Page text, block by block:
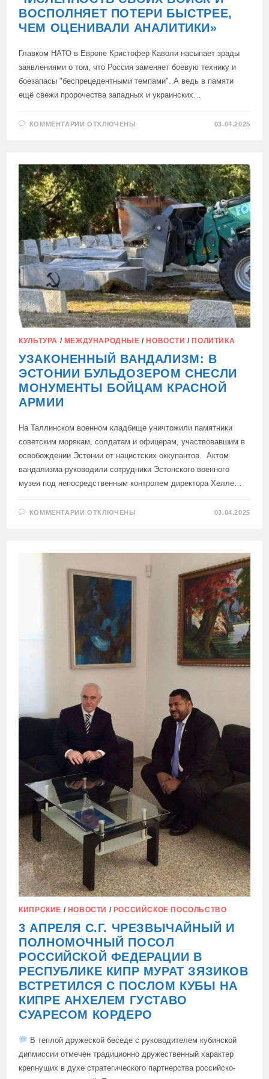
ВОСПОЛНЯЕТ ПОТЕРИ БЫСТРЕЕ,
ЧЕМ ОЦЕНИВАЛИ АНАЛИТИКИ»
Главком НАТО в Европе Кристофер Каволи насыпает зрады
заявлениями о том, что Россия заменяет боевую технику и
боезапасы "беспрецедентными темпами". А ведь в памяти
ещё свежи пророчества западных и украинских…
КОММЕНТАРИИ К
ЧИСЛЕННОСТЬ
СВОИХ
ВОЙСК
И
ВОСПОЛНЯЕТ
ПОТЕРИ
БЫСТРЕЕ,
ЧЕМ
ОЦЕНИВАЛИ
АНАЛИТИКИ»
ОТКЛЮЧЕНЫ 03.04.2025
КУЛЬТУРА / МЕЖДУНАРОДНЫЕ /НОВОСТИ /ПОЛИТИКА
УЗАКОНЕННЫЙ ВАНДАЛИЗМ: В
ЭСТОНИИ БУЛЬДОЗЕРОМ СНЕСЛИ
МОНУМЕНТЫ БОЙЦАМ КРАСНОЙ
АРМИИ
На Таллинском военном кладбище уничтожили памятники
советским морякам, солдатам и офицерам, участвовавшим в
освобождении Эстонии от нацистских оккупантов. Актом
вандализма руководили сотрудники Эстонского военного
музея под непосредственным контролем директора Хелле…
КОММЕНТАРИИ К
ЭСТОНИИ
МОНУМЕНТЫ
БОЙЦАМ
КРАСНОЙ
АРМИИ
ОТКЛЮЧЕНЫ 03.04.2025
КИПРСКИЕ / НОВОСТИ / РОССИЙСКОЕ ПОСОЛЬСТВО
3 АПРЕЛЯ С.Г. ЧРЕЗВЫЧАЙНЫЙ И
ПОЛНОМОЧНЫЙ ПОСОЛ
РОССИЙСКОЙ ФЕДЕРАЦИИ В
РЕСПУБЛИКЕ КИПР МУРАТ ЗЯЗИКОВ
ВСТРЕТИЛСЯ С ПОСЛОМ КУБЫ НА
КИПРЕ АНХЕЛЕМ ГУСТАВО
СУАРЕСОМ КОРДЕРО
В теплой дружеской беседе с руководителем кубинской
дипмиссии отмечен традиционно дружественный характер
крепнущих в духе стратегического партнерства российско-